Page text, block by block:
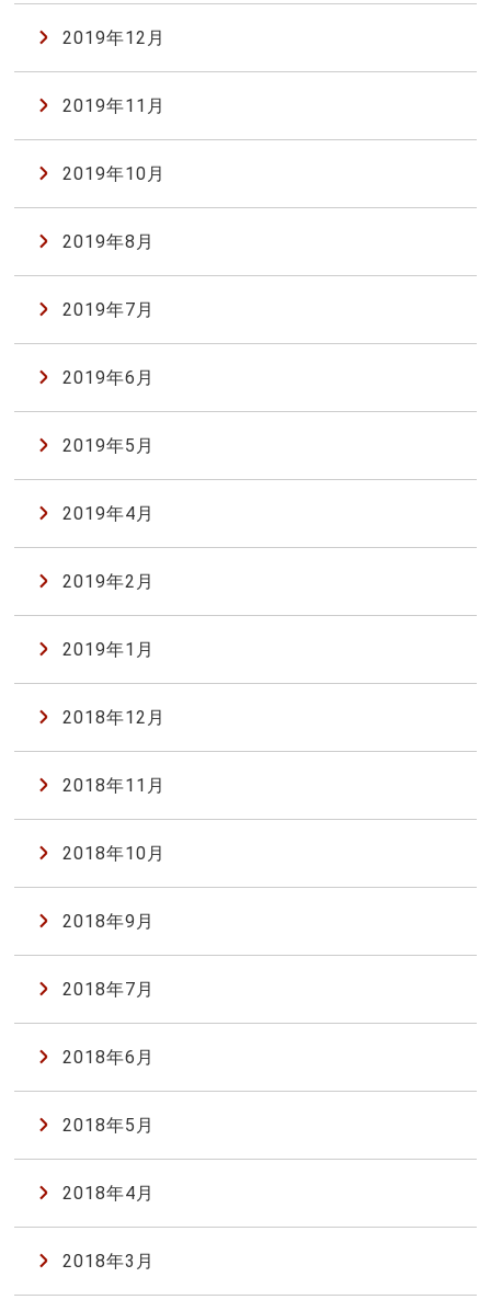
2019年12月
2019年11月
2019年10月
2019年8月
2019年7月
2019年6月
2019年5月
2019年4月
2019年2月
2019年1月
2018年12月
2018年11月
2018年10月
2018年9月
2018年7月
2018年6月
2018年5月
2018年4月
2018年3月